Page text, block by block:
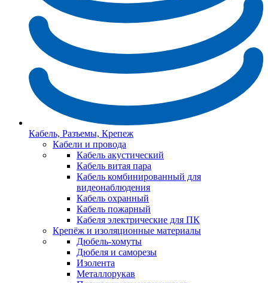
Кабель, Разъемы, Крепеж
Кабели и провода
Кабель акустический
Кабель витая пара
Кабель комбинированный для
видеонаблюдения
Кабель охранный
Кабель пожарный
Кабеля электрические для ПК
Крепёж и изоляционные материалы
Дюбель-хомуты
Дюбеля и саморезы
Изолента
Металлорукав